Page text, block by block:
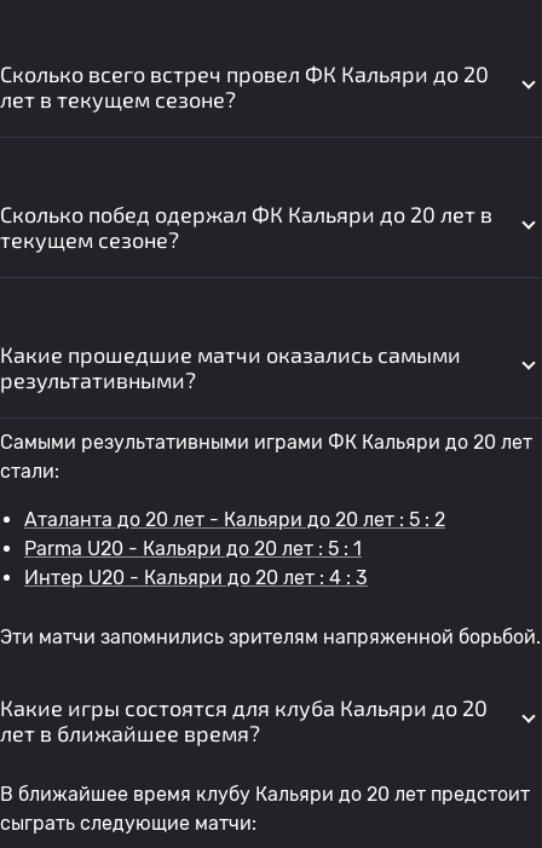
Сколько всего встреч провел ФК Кальяри до 20
лет в текущем сезоне?
Сколько побед одержал ФК Кальяри до 20 лет в
текущем сезоне?
Какие прошедшие матчи оказались самыми
результативными?
Самыми результативными играми ФК Кальяри до 20 лет
стали:
Аталанта до 20 лет - Кальяри до 20 лет : 5 : 2
Parma U20 - Кальяри до 20 лет : 5 : 1
Интер U20 - Кальяри до 20 лет : 4 : 3
Эти матчи запомнились зрителям напряженной борьбой.
Какие игры состоятся для клуба Кальяри до 20
лет в ближайшее время?
В ближайшее время клубу Кальяри до 20 лет предстоит
сыграть следующие матчи: